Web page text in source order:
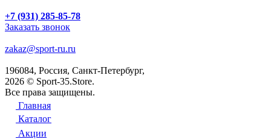
+7 (931) 285-85-78
Заказать звонок
zakaz@sport-ru.ru
196084, Россия, Санкт-Петербург,
2026 © Sport-35.Store.
Все права защищены.
Главная
Каталог
Акции